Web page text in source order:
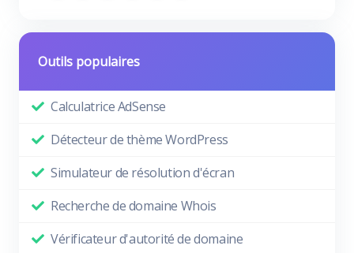
Outils populaires
Calculatrice AdSense
Détecteur de thème WordPress
Simulateur de résolution d'écran
Recherche de domaine Whois
Vérificateur d'autorité de domaine